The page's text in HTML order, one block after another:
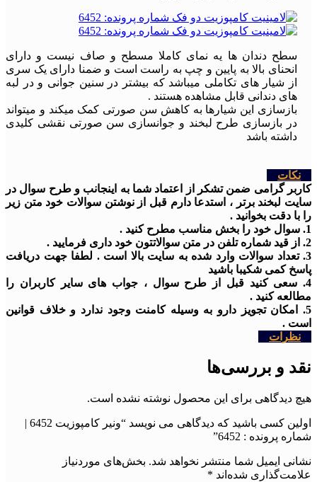
سطح دندان ها یه نمای کاملا مسطح و صاف نیست و دارای
انحنای بالا به پایین و چپ به راست است و ضمنا دارای یک سری
از شیار های تکاملی میباشد که بیشتر در سنین جوانی و در لبه
های دندانی قابل مشاهده هستند .
بازسازی این شیارها به کاهش سن صورتی کمک میکند و میتواند
در بازسازی طرح لبخند و جوانسازی سن صورتی نقشی کلیدی
داشته باشد
نکات
کاربر گرامی ضمن تشکر از اعتماد شما به اینجانب و طرح سوال در
سایت لبخند برتر ، استدعا دارم قبل از نوشتن سوالات خود متن زیر
را با دقت بخوانید .
1. سوال خود را بخش مناسب مطرح کنید .
2. از قید شماره تلفن در متن سوالاتتون خود داری فرمایید .
3. تعداد سوالات وارد شده به سایت بالا است . لطفا جهت دریافت
پاسخ کمی شکیبا باشید
4. سعی کنید قبل از طرح سوال ، جواب های سایر کاربران را
مطالعه کنید .
5. امکان تجویز دارو به وسیله کامنت وجود ندارد و خلاف قوانین
است .
نظرات
نقد و بررسی‌ها
هیچ دیدگاهی برای این محصول نوشته نشده است.
اولین کسی باشید که دیدگاهی می نویسد “ونیر کامپوزیت 6452 |
شماره پرونده : 6452”
نشانی ایمیل شما منتشر نخواهد شد. بخش‌های موردنیاز
علامت‌گذاری شده‌اند *